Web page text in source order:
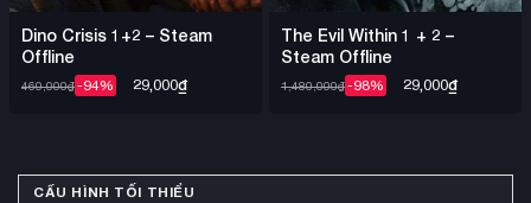
Dino Crisis 1+2 – Steam
Offline
460,000₫-94% 29,000₫
The Evil Within 1 + 2 –
Steam Offline
1,480,000₫-98% 29,000₫
CẤU HÌNH TỐI THIỂU